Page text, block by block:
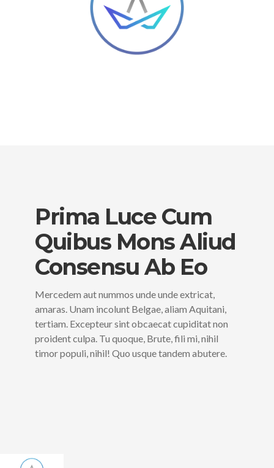
Prima Luce Cum
Quibus Mons Aliud
Consensu Ab Eo
Mercedem aut nummos unde unde extricat,
amaras. Unam incolunt Belgae, aliam Aquitani,
tertiam. Excepteur sint obcaecat cupiditat non
proident culpa. Tu quoque, Brute, fili mi, nihil
timor populi, nihil! Quo usque tandem abutere.